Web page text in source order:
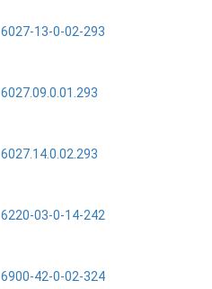
6027-13-0-02-293
6027.09.0.01.293
6027.14.0.02.293
6220-03-0-14-242
6900-42-0-02-324